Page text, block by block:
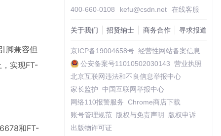
脚兼容但
实现FT-
和FT-
400-660-0108
kefu@csdn.net 在线客服
关于我们 招贤纳士 商务合作 寻求报道
京ICP备19004658号 经营性网站备案信息
公安备案号11010502030143 营业执照
北京互联网违法和不良信息举报中心
家长监护
中国互联网举报中心
网络110报警服务 Chrome商店下载
账号管理规范
版权与免责声明
版权申诉
出版物许可证